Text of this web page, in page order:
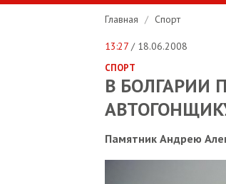
Главная / Спорт
13:27 / 18.06.2008
СПОРТ
В БОЛГАРИИ
Памятник Андрею